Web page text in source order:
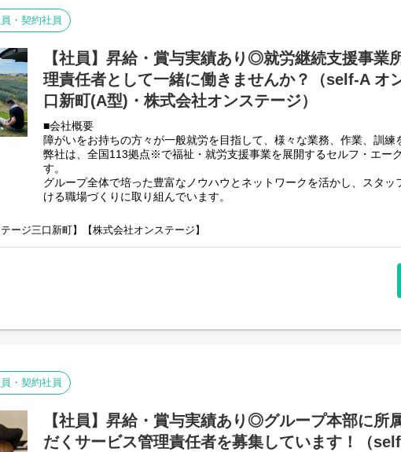
ではなく、グループ本部に所属して働いていただくサービス管理責任者を募集し
で勤務していただいてOK！／
や加盟店事業所のSVを担って頂きます。
も高くなっております。
欠員が出た場合は一定期間現場へフォローに入っていただくこともあります。
のSV業務/就労施設でのサービス管理責任者の業務
（弊社システムを使用して作成していきます。）
関係機関との連絡調整。
の会議、連絡等。
理責任者の業務内容は他社さんと比べて働き安い環境を整え業務負荷を減らす工
を含めた必要な様々な書類は管理システムを使用しているのでPC１つで管理
・契約社員
【社員】昇給・賞与実績あり◎就労継続支援事業
理責任者として一緒に働きませんか？（self-A オ
口新町(A型)・株式会社オンステージ）
■会社概要
障がいをお持ちの方々が一般就労を目指して、様々な業務、作業、訓練
弊社は、全国113拠点※で福祉・就労支援事業を展開するセルフ・エー
す。
グループ全体で培った豊富なノウハウとネットワークを活かし、スタッ
ける職場づくりに取り組んでいます。
弊社グループでは2つのパターンの事業所を全国に展開をさせて頂いてお
【就労継続支援A型事業所】
⇒障がい者の方々とは非雇用型で内職などの作業を中心にA型や一般就
就労施設でのサービス管理責任者の業務。
・個別支援計画の作成一式。（弊社システムを使用して作成していきま
・相談員、事業所支援員との会議、連絡等。
・その他、付随する業務
ージ三口新町】【株式会社オンステージ】
・契約社員
【社員】昇給・賞与実績あり◎グループ本部に所
だくサービス管理責任者を募集しています！（